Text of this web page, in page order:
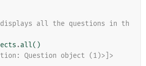
all the questions in th
.all()
Question object (1)>]>